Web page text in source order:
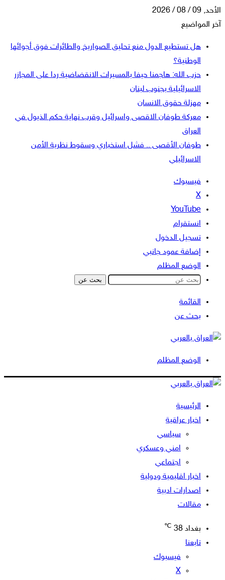
الأحد, 09 / 08 / 2026
آخر المواضيع
هل تستطيع الدول منع تحليق الصواريخ والطائرات فوق أجوائها
الوطنية؟
حزب الله: هاجمنا حيفا بالمسيرات الانقضاضية ردا على المجازر
الاسرائيلية بجنوب لبنان
مهزلة حقوق الانسان
معركة طوفان الاقصى واسرائيل وقرب نهاية حكم الذيول في
العراق
طوفان الأقصى .. فشل استخباري وسقوط نظرية الأمن
الاسرائيلي
فيسبوك
‫X
‫YouTube
انستقرام
تسجيل الدخول
إضافة عمود جانبي
الوضع المظلم
بحث عن
القائمة
بحث عن
الوضع المظلم
الرئيسية
اخبار عراقية
سياسي
امني وعسكري
اجتماعي
اخبار اقليمية ودولية
اصدارات ادبية
مقالات
بغداد 38
℃
تابعنا
فيسبوك
‫X